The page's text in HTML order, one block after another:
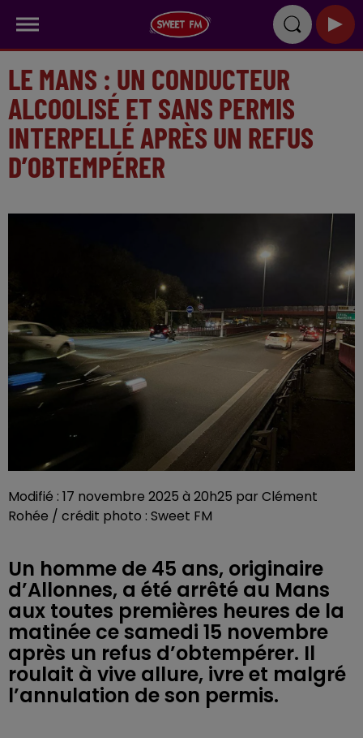
LE MANS : UN CONDUCTEUR
ALCOOLISÉ ET SANS PERMIS
INTERPELLÉ APRÈS UN REFUS
D’OBTEMPÉRER
Modifié : 17 novembre 2025 à 20h25 par Clément
Rohée / crédit photo : Sweet FM
Un homme de 45 ans, originaire
d’Allonnes, a été arrêté au Mans
aux toutes premières heures de la
matinée ce samedi 15 novembre
après un refus d’obtempérer. Il
roulait à vive allure, ivre et malgré
l’annulation de son permis.